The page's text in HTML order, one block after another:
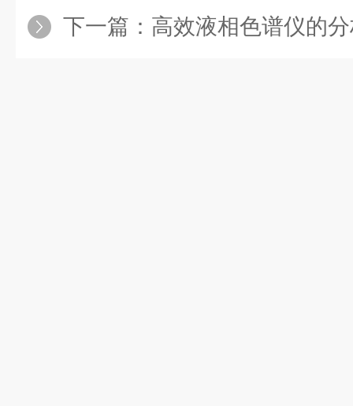
下一篇： 高效液相色谱仪的